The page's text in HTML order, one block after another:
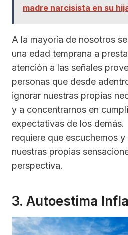
madre narcisista en su
A la mayoría de nosotros
una edad temprana a
atención a las señales
personas que desde
ignorar nuestras propias
y a concentrarnos en
expectativas de los demás.
requiere que escuchemos
nuestras propias
perspectiva.
3. Autoestima